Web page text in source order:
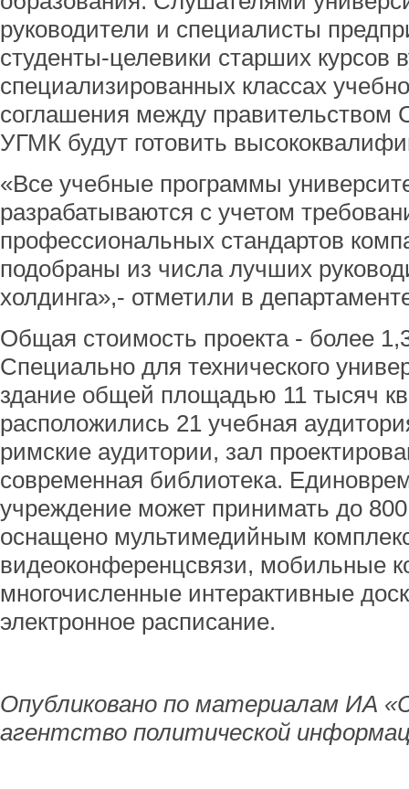
руководители и специалисты
студенты-целевики старших курсов
специализированных классах
соглашения между правительством
УГМК будут готовить
«Все учебные программы
разрабатываются с учетом
профессиональных стандартов
подобраны из числа лучших
холдинга»,- отметили в
Общая стоимость проекта - более
Специально для технического
здание общей площадью 11 тысяч
расположились 21 учебная
римские аудитории, зал
современная библиотека.
учреждение может принимать до
оснащено мультимедийным
видеоконференцсвязи, мобильные
многочисленные интерактивные
электронное расписание.
Опубликовано по материалам ИА
агентство политической